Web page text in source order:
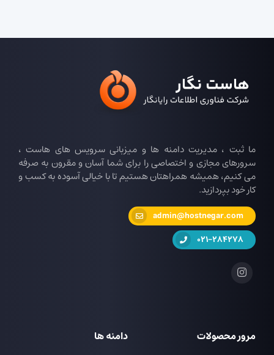
ما ثبت ، مدیریت دامنه ها و میزبانی سرویس های هاست ،
سرورهای مجازی و اختصاصی را برای شما آسان و مقرون به صرفه
می کنیم، همیشه همراهتان هستیم تا با خیالی آسوده به کسب و
کار خود بپردازید.
admin@hostnegar.com
021-284278
مرور محصولات دامنه ها